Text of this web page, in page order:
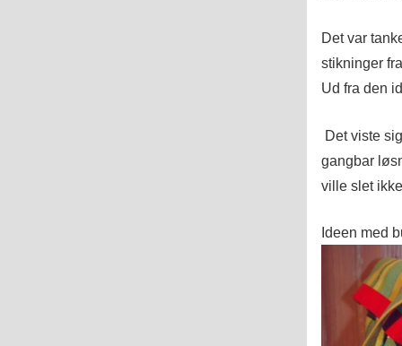
Det var
stikninger
Ud fra den
Det viste
gangbar
ville slet
Ideen med